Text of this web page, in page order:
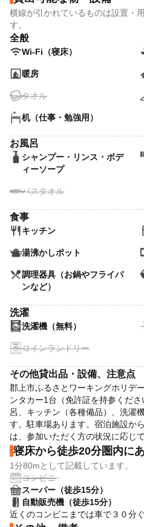
横線が引かれているものは設置・
す。
全般
Wi-Fi（寝床）
暖房
タオル
机（仕事・勉強用）
お風呂
シャンプー・リンス・ボデ
ィーソープ
バスタオル
食事
キッチン
湯沸かしポット
調理器具（お鍋やフライパ
ンなど）
洗濯
洗濯機（無料）
コインランドリー
その他貸出品・設備、注意点
郡上市ふるさとワーキングホリデ
ンタカー1台（免許証を持参くだ
呂、キッチン（各種備品）、洗濯
す。駐車場あります。宿泊施設か
は、参加いただく方の状況に応じ
寝床から徒歩20分圏内に
1分80mとして記載しています。
コンビニ
スーパー（徒歩15分）
自動販売機（徒歩15分）
近くのコンビニまでは車で３０分